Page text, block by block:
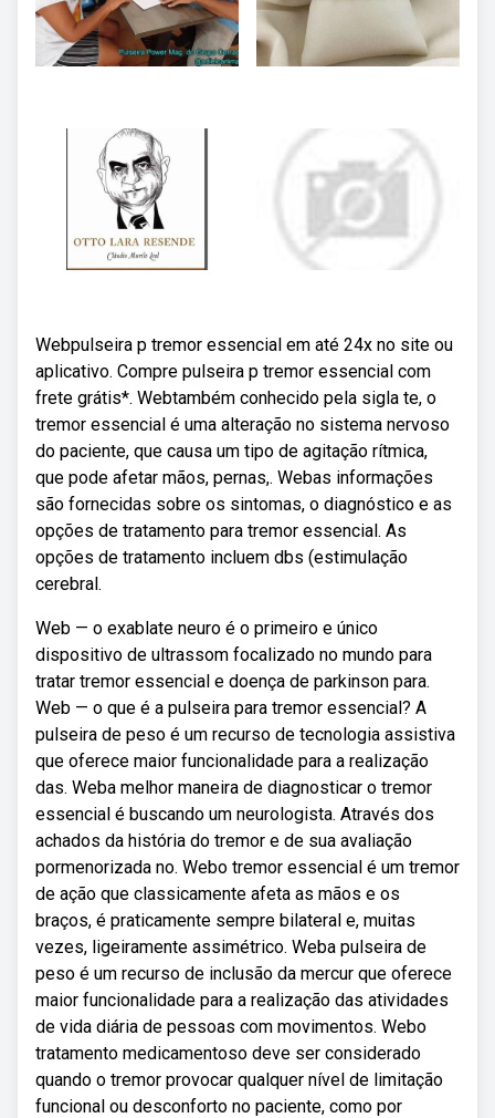
Webpulseira p tremor essencial em até 24x no site ou
aplicativo. Compre pulseira p tremor essencial com
frete grátis*. Webtambém conhecido pela sigla te, o
tremor essencial é uma alteração no sistema nervoso
do paciente, que causa um tipo de agitação rítmica,
que pode afetar mãos, pernas,. Webas informações
são fornecidas sobre os sintomas, o diagnóstico e as
opções de tratamento para tremor essencial. As
opções de tratamento incluem dbs (estimulação
cerebral.
Web — o exablate neuro é o primeiro e único
dispositivo de ultrassom focalizado no mundo para
tratar tremor essencial e doença de parkinson para.
Web — o que é a pulseira para tremor essencial? A
pulseira de peso é um recurso de tecnologia assistiva
que oferece maior funcionalidade para a realização
das. Weba melhor maneira de diagnosticar o tremor
essencial é buscando um neurologista. Através dos
achados da história do tremor e de sua avaliação
pormenorizada no. Webo tremor essencial é um tremor
de ação que classicamente afeta as mãos e os
braços, é praticamente sempre bilateral e, muitas
vezes, ligeiramente assimétrico. Weba pulseira de
peso é um recurso de inclusão da mercur que oferece
maior funcionalidade para a realização das atividades
de vida diária de pessoas com movimentos. Webo
tratamento medicamentoso deve ser considerado
quando o tremor provocar qualquer nível de limitação
funcional ou desconforto no paciente, como por